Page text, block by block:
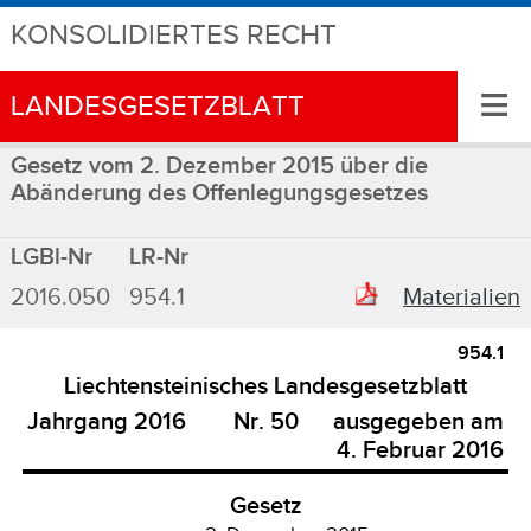
KONSOLIDIERTES RECHT
LANDESGESETZBLATT ≡
Gesetz vom 2. Dezember 2015 über die
Abänderung des Offenlegungsgesetzes
LGBl-Nr
LR-Nr
2016.050
954.1 Materialien